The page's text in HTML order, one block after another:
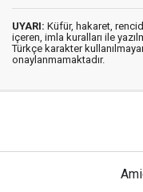
UYARI: Küfür, hakaret,
içeren, imla kuralları ile
Türkçe karakter
onaylanmamaktadır.